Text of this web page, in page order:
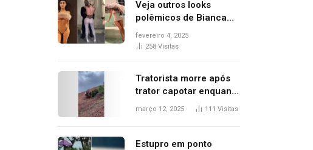
Veja outros looks
polêmicos de Bianca
Censori, esposa de
Kanye West que
fevereiro 4, 2025
258 Visitas
Tratorista morre após
trator capotar enquanto
removia vegetação em
março 12, 2025 111 Visitas
Estupro em ponto